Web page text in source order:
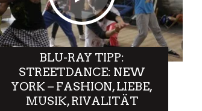
BLU-RAY TIPP:
STREETDANCE: NEW
YORK – FASHION, LIEBE,
MUSIK, RIVALITÄT